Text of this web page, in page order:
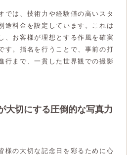
では、技術力や経験値の高いスタ
途料金を設定しています。これは
、お客様が理想とする作風を確実
す。指名を行うことで、事前の打
行まで、一貫した世界観での撮影
大切にする圧倒的な写真力
様の大切な記念日を彩るために心